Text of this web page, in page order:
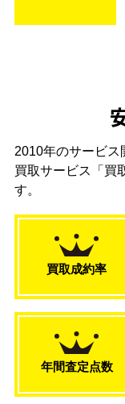
2010年のサービス
買取サービス「買
す。
買取成約率
年間査定点数